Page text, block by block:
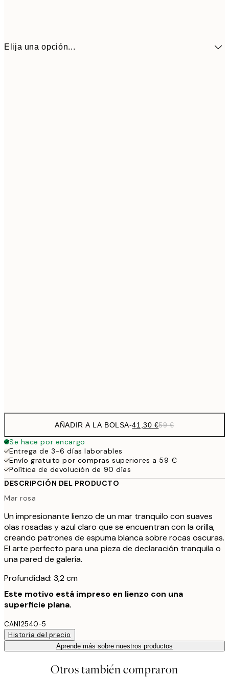
Elija una opción...
AÑADIR A LA BOLSA-41,30 €59 €
Se hace por encargo
Entrega de 3-6 días laborables
Envío gratuito por compras superiores a 59 €
Política de devolución de 90 días
DESCRIPCIÓN DEL PRODUCTO
Mar rosa
Un impresionante lienzo de un mar tranquilo con suaves
olas rosadas y azul claro que se encuentran con la orilla,
creando patrones de espuma blanca sobre rocas oscuras.
El arte perfecto para una pieza de declaración tranquila o
una pared de galería.
Profundidad: 3,2 cm
Este motivo está impreso en lienzo con una
superficie plana.
CAN12540-5
Historia del precio
Aprende más sobre nuestros productos
Otros también compraron